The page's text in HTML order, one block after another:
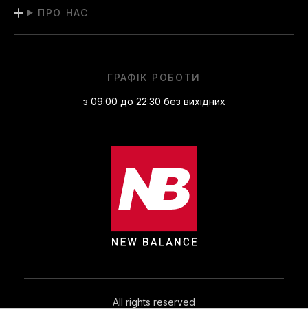
ПРО НАС
ГРАФІК РОБОТИ
з 09:00 до 22:30 без вихідних
All rights reserved